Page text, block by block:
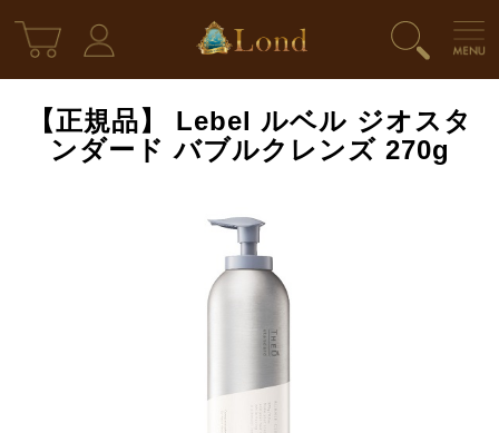
【正規品】 Lebel ルベル ジオスタ
ンダード バブルクレンズ 270g